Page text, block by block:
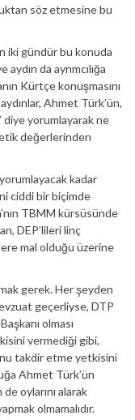
söz etmesine bu
iki gündür bu konuda
da ayrımcılığa
Kürtçe konuşmasını
Ahmet Türk’ün,
diye yorumlayarak ne
etik değerlerinden
kadar
ciddi bir biçimde
TBMM kürsüsünde
DEP’lileri linç
mal olduğu üzerine
gerek. Her şeyden
geçerliyse, DTP
olması
vermediği gibi,
takdir etme yetkisini
Ahmet Türk’ün
oylarını alarak
olmamalıdır.